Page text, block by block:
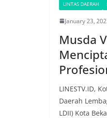
LINTAS DAERAH
January 23,
Musda
LINESTV.ID,
Daerah
LDII) Kota